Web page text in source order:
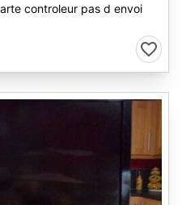
controleur pas d envoi